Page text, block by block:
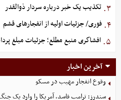
۳. تکذیب یک خبر درباره سردار ذوالقدر
۴. فوری/ جزئیات اولیه از انفجارهای قشم
۵. افشاگری منبع مطلع؛ جزئیات مبلغ
آخرین اخبار
وقوع انفجار مهیب در مسکو
سندرز: ترامپ فاسد، آمریکا را وارد یک